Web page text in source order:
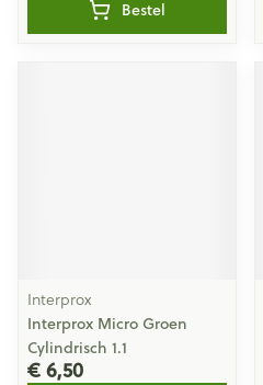
Bestel
Interprox
Interprox Micro Groen
Cylindrisch 1.1
€ 6,50